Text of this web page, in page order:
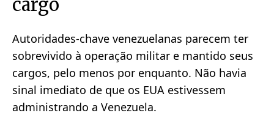
cargo
Autoridades-chave venezuelanas parecem ter
sobrevivido à operação militar e mantido seus
cargos, pelo menos por enquanto. Não havia
sinal imediato de que os EUA estivessem
administrando a Venezuela.